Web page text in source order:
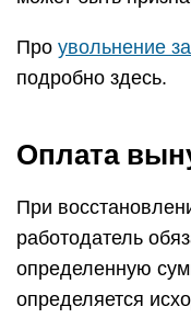
Про увольнение
подробно здесь.
Оплата
При
работодатель
определенную
определяется